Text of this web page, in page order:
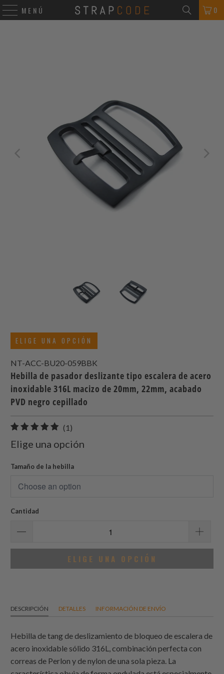
MENÚ 0
ELIGE UNA OPCIÓN
NT-ACC-BU20-059BBK
Hebilla de pasador deslizante tipo escalera de acero
inoxidable 316L macizo de 20mm, 22mm, acabado
PVD negro cepillado
(1)
total
reseñas
Elige una opción
Tamaño de la hebilla
Cantidad
ELIGE UNA OPCIÓN
DESCRIPCIÓN DETALLES INFORMACIÓN DE ENVÍO
Hebilla de tang de deslizamiento de bloqueo de escalera de
acero inoxidable sólido 316L, combinación perfecta con
correas de Perlon y de nylon de una sola pieza. La